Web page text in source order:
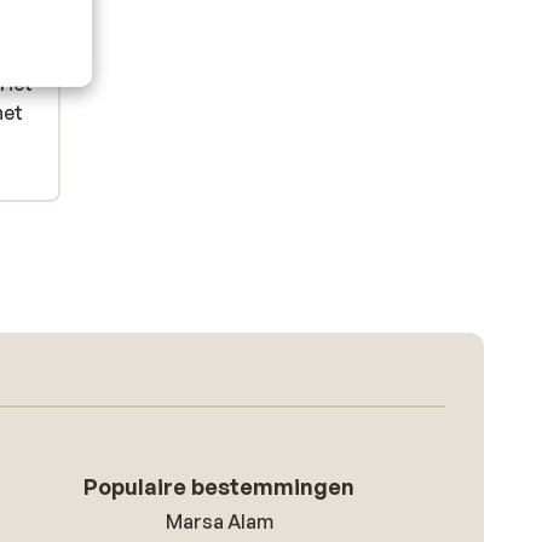
Populaire bestemmingen
Marsa Alam